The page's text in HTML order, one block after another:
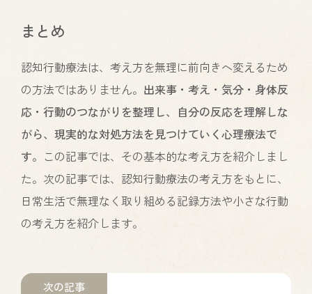
まとめ
認知行動療法は、考え方を無理に前向きへ変えるため
の方法ではありません。 出来事・考え・気分・身体反
応・行動のつながりを整理し、自分の反応を理解しな
がら、現実的な対処方法を見つけていく心理療法で
す。 この記事では、その基本的な考え方を紹介しまし
た。次の記事では、認知行動療法の考え方をもとに、
日常生活で無理なく取り組める記録方法や小さな行動
の考え方を紹介します。
次の記事